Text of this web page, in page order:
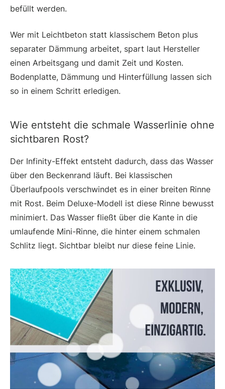
befüllt werden.
Wer mit Leichtbeton statt klassischem Beton plus
separater Dämmung arbeitet, spart laut Hersteller
einen Arbeitsgang und damit Zeit und Kosten.
Bodenplatte, Dämmung und Hinterfüllung lassen sich
so in einem Schritt erledigen.
Wie entsteht die schmale Wasserlinie ohne
sichtbaren Rost?
Der Infinity-Effekt entsteht dadurch, dass das Wasser
über den Beckenrand läuft. Bei klassischen
Überlaufpools verschwindet es in einer breiten Rinne
mit Rost. Beim Deluxe-Modell ist diese Rinne bewusst
minimiert. Das Wasser fließt über die Kante in die
umlaufende Mini-Rinne, die hinter einem schmalen
Schlitz liegt. Sichtbar bleibt nur diese feine Linie.